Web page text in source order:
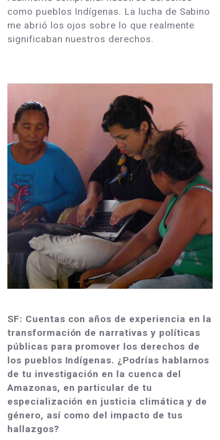
como pueblos Indígenas. La lucha de Sabino
me abrió los ojos sobre lo que realmente
significaban nuestros derechos.
SF: Cuentas con años de experiencia en la
transformación de narrativas y políticas
públicas para promover los derechos de
los pueblos Indígenas. ¿Podrías hablarnos
de tu investigación en la cuenca del
Amazonas, en particular de tu
especialización en justicia climática y de
género, así como del impacto de tus
hallazgos?